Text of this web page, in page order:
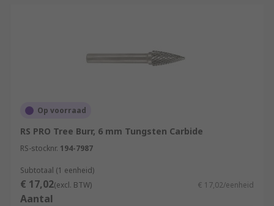
Op voorraad
RS PRO Tree Burr, 6 mm Tungsten Carbide
RS-stocknr. 194-7987
Subtotaal (1 eenheid)
€ 17,02(excl. BTW) € 17,02/eenheid
Aantal